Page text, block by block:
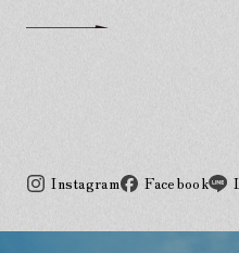
Instagram Facebook